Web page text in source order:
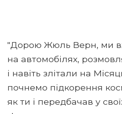
"Дорою Жюль Верн, ми
на автомобілях,
і навіть злітали на
почнемо підкорення
як ти і передбачав у